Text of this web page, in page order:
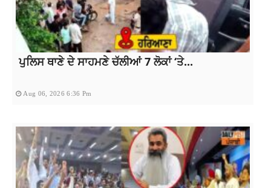
ਪੁਲਿਸ ਥਾਣੇ ਦੇ ਸਾਹਮਣੇ ਚੱਲੀਆਂ 7 ਲੋਕਾਂ ‘ਤੇ...
Aug 06, 2026 6:36 Pm